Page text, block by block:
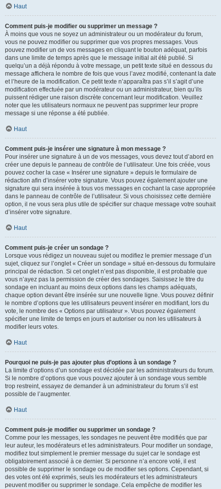
Haut
Comment puis-je modifier ou supprimer un message ?
À moins que vous ne soyez un administrateur ou un modérateur du forum,
vous ne pouvez modifier ou supprimer que vos propres messages. Vous
pouvez modifier un de vos messages en cliquant le bouton adéquat, parfois
dans une limite de temps après que le message initial ait été publié. Si
quelqu’un a déjà répondu à votre message, un petit texte situé en dessous du
message affichera le nombre de fois que vous l’avez modifié, contenant la date
et l’heure de la modification. Ce petit texte n’apparaîtra pas s’il s’agit d’une
modification effectuée par un modérateur ou un administrateur, bien qu’ils
puissent rédiger une raison discrète concernant leur modification. Veuillez
noter que les utilisateurs normaux ne peuvent pas supprimer leur propre
message si une réponse a été publiée.
Haut
Comment puis-je insérer une signature à mon message ?
Pour insérer une signature à un de vos messages, vous devez tout d’abord en
créer une depuis le panneau de contrôle de l’utilisateur. Une fois créée, vous
pouvez cocher la case « Insérer une signature » depuis le formulaire de
rédaction afin d’insérer votre signature. Vous pouvez également ajouter une
signature qui sera insérée à tous vos messages en cochant la case appropriée
dans le panneau de contrôle de l’utilisateur. Si vous choisissez cette dernière
option, il ne vous sera plus utile de spécifier sur chaque message votre souhait
d’insérer votre signature.
Haut
Comment puis-je créer un sondage ?
Lorsque vous rédigez un nouveau sujet ou modifiez le premier message d’un
sujet, cliquez sur l’onglet « Créer un sondage » situé en-dessous du formulaire
principal de rédaction. Si cet onglet n’est pas disponible, il est probable que
vous n’ayez pas la permission de créer des sondages. Saisissez le titre du
sondage en incluant au moins deux options dans les champs adéquats,
chaque option devant être insérée sur une nouvelle ligne. Vous pouvez définir
le nombre d’options que les utilisateurs peuvent insérer en modifiant, lors du
vote, le nombre des « Options par utilisateur ». Vous pouvez également
spécifier une limite de temps en jours et autoriser ou non les utilisateurs à
modifier leurs votes.
Haut
Pourquoi ne puis-je pas ajouter plus d’options à un sondage ?
La limite d’options d’un sondage est décidée par les administrateurs du forum.
Si le nombre d’options que vous pouvez ajouter à un sondage vous semble
trop restreint, essayez de demander à un administrateur du forum s’il est
possible de l’augmenter.
Haut
Comment puis-je modifier ou supprimer un sondage ?
Comme pour les messages, les sondages ne peuvent être modifiés que par
leur auteur, les modérateurs et les administrateurs. Pour modifier un sondage,
modifiez tout simplement le premier message du sujet car le sondage est
obligatoirement associé à ce dernier. Si personne n’a encore voté, il est
possible de supprimer le sondage ou de modifier ses options. Cependant, si
des votes ont été exprimés, seuls les modérateurs et les administrateurs
peuvent modifier ou supprimer le sondage. Cela empêche de modifier les